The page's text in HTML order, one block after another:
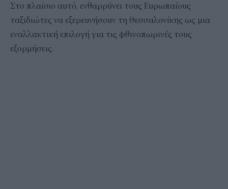
Στο πλαίσιο αυτό, ενθαρρύνει τους Ευρωπαίους
ταξιδιώτες να εξερευνήσουν τη Θεσσαλονίκης ως μια
εναλλακτική επιλογή για τις φθινοπωρινές τους
εξορμήσεις.